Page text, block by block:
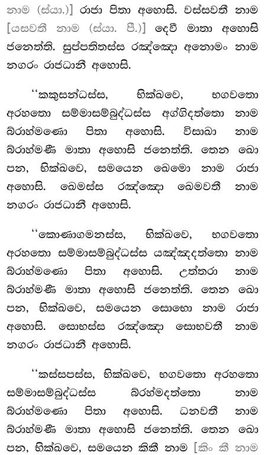
නාම (ස්යා.)]
රාජා පිතා අහොසි. වස්සවතී නාම
[යසවතී නාම (ස්යා. පී.)]
දෙවී මාතා අහොසි
ජනෙත්ති. සුප්පතිතස්ස රඤ්ඤො අනොමං නාම
නගරං රාජධානී අහොසි.
‘‘කකුසන්ධස්ස, භික්ඛවෙ, භගවතො
අරහතො සම්මාසම්බුද්ධස්ස අග්ගිදත්තො නාම
බ්රාහ්මණො පිතා අහොසි. විසාඛා නාම
බ්රාහ්මණී මාතා අහොසි ජනෙත්ති. තෙන ඛො
පන, භික්ඛවෙ, සමයෙන ඛෙමො නාම රාජා
අහොසි. ඛෙමස්ස රඤ්ඤො ඛෙමවතී නාම
නගරං රාජධානී අහොසි.
‘‘කොණාගමනස්ස, භික්ඛවෙ, භගවතො
අරහතො සම්මාසම්බුද්ධස්ස යඤ්ඤදත්තො නාම
බ්රාහ්මණො පිතා අහොසි. උත්තරා නාම
බ්රාහ්මණී මාතා අහොසි ජනෙත්ති. තෙන ඛො
පන, භික්ඛවෙ, සමයෙන සොභො නාම රාජා
අහොසි. සොභස්ස රඤ්ඤො සොභවතී නාම
නගරං රාජධානී අහොසි.
‘‘කස්සපස්ස, භික්ඛවෙ, භගවතො අරහතො
සම්මාසම්බුද්ධස්ස බ්රහ්මදත්තො නාම
බ්රාහ්මණො පිතා අහොසි. ධනවතී නාම
බ්රාහ්මණී මාතා අහොසි ජනෙත්ති. තෙන ඛො
පන, භික්ඛවෙ, සමයෙන කිකී නාම
[කිං කී නාම